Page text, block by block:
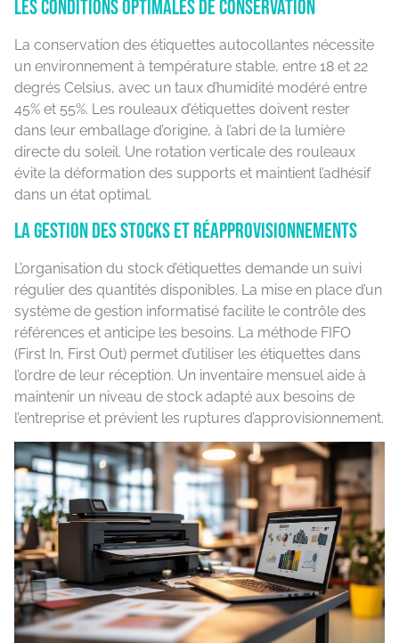
Les conditions optimales de conservation
La conservation des étiquettes autocollantes nécessite
un environnement à température stable, entre 18 et 22
degrés Celsius, avec un taux d’humidité modéré entre
45% et 55%. Les rouleaux d’étiquettes doivent rester
dans leur emballage d’origine, à l’abri de la lumière
directe du soleil. Une rotation verticale des rouleaux
évite la déformation des supports et maintient l’adhésif
dans un état optimal.
La gestion des stocks et réapprovisionnements
L’organisation du stock d’étiquettes demande un suivi
régulier des quantités disponibles. La mise en place d’un
système de gestion informatisé facilite le contrôle des
références et anticipe les besoins. La méthode FIFO
(First In, First Out) permet d’utiliser les étiquettes dans
l’ordre de leur réception. Un inventaire mensuel aide à
maintenir un niveau de stock adapté aux besoins de
l’entreprise et prévient les ruptures d’approvisionnement.